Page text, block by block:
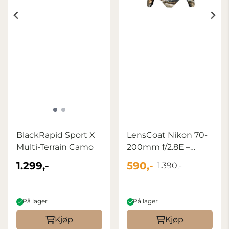
BlackRapid Sport X
Multi-Terrain Camo
1.299,-
På lager
Kjøp
LensCoat Nikon 70-
200mm f/2.8E –
Realtree ...
590,- 1.390,-
På lager
Kjøp